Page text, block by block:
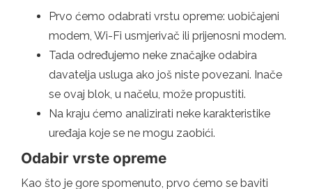
Prvo ćemo odabrati vrstu opreme: uobičajeni
modem, Wi-Fi usmjerivač ili prijenosni modem.
Tada određujemo neke značajke odabira
davatelja usluga ako još niste povezani. Inače
se ovaj blok, u načelu, može propustiti.
Na kraju ćemo analizirati neke karakteristike
uređaja koje se ne mogu zaobići.
Odabir vrste opreme
Kao što je gore spomenuto, prvo ćemo se baviti